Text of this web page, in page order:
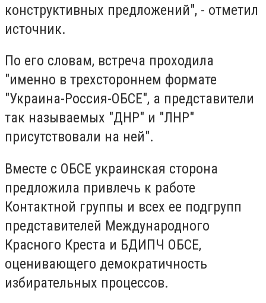
конструктивных предложений", - отметил
источник.
По его словам, встреча проходила
"именно в трехстороннем формате
"Украина-Россия-ОБСЕ", а представители
так называемых "ДНР" и "ЛНР"
присутствовали на ней".
Вместе с ОБСЕ украинская сторона
предложила привлечь к работе
Контактной группы и всех ее подгрупп
представителей Международного
Красного Креста и БДИПЧ ОБСЕ,
оценивающего демократичность
избирательных процессов.